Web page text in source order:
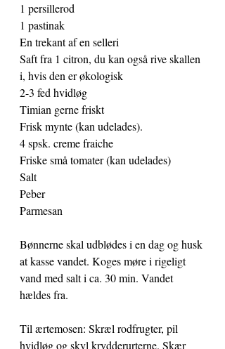
1 persillerod
1 pastinak
En trekant af en selleri
Saft fra 1 citron, du kan også rive skallen
i, hvis den er økologisk
2-3 fed hvidløg
Timian gerne friskt
Frisk mynte (kan udelades).
4 spsk. creme fraiche
Friske små tomater (kan udelades)
Salt
Peber
Parmesan
Bønnerne skal udblødes i en dag og husk
at kasse vandet. Koges møre i rigeligt
vand med salt i ca. 30 min. Vandet
hældes fra.
Til ærtemosen: Skræl rodfrugter, pil
hvidløg og skyl krydderurterne. Skær